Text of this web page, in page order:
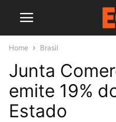
Home Brasil
Junta
emite 19%
Estado